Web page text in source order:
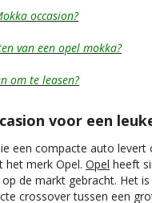
occasion?
van een opel mokka?
om te leasen?
voor een
een compacte auto levert
het merk Opel.Opel heeft
de markt gebracht. Het is
crossover tussen een